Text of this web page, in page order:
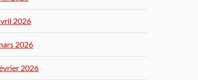
2026
2026
2026